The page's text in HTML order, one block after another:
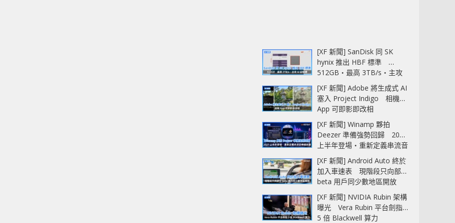
[XF 新聞] SanDisk 同 SK
hynix 推出 HBF 標準
512GB‧最高 3TB/s‧主攻
AI 記憶體
[XF 新聞] Adobe 將生成式 AI
塞入 Project Indigo 相機
App 可即影即改相
[XF 新聞] Winamp 夥拍
Deezer 準備強勢回歸 2027
上半年登場‧重新定義串流音
樂播放器
[XF 新聞] Android Auto 終於
加入車速表 現階段只向部分
beta 用戶同少數地區開放
[XF 新聞] NVIDIA Rubin 架構
曝光 Vera Rubin 平台劍指
5 倍 Blackwell 算力